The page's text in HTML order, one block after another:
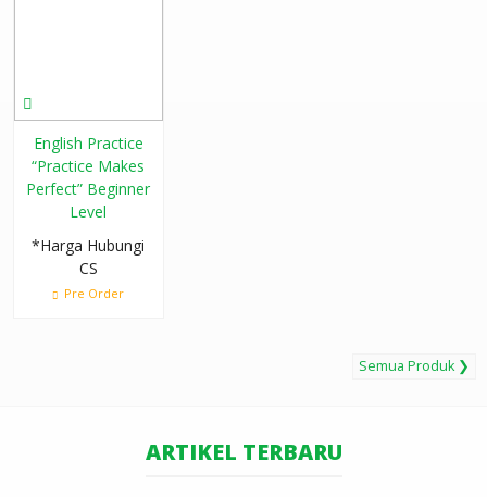
English Practice
“Practice Makes
Perfect” Beginner
Level
*Harga Hubungi
CS
Pre Order
Semua Produk ❯
ARTIKEL TERBARU